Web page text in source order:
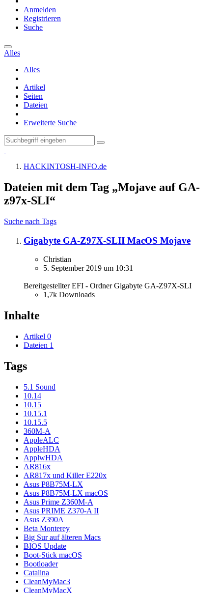
Anmelden
Registrieren
Suche
Alles
Alles
Artikel
Seiten
Dateien
Erweiterte Suche
HACKINTOSH-INFO.de
Dateien mit dem Tag „Mojave auf GA-
z97x-SLI“
Suche nach Tags
Gigabyte GA-Z97X-SLII MacOS Mojave
Christian
5. September 2019 um 10:31
Bereitgestellter EFI - Ordner Gigabyte GA-Z97X-SLI
1,7k Downloads
Inhalte
Artikel 0
Dateien 1
Tags
5.1 Sound
10.14
10.15
10.15.1
10.15.5
360M-A
AppleALC
AppleHDA
ApplwHDA
AR816x
AR817x und Killer E220x
Asus P8B75M-LX
Asus P8B75M-LX macOS
Asus Prime Z360M-A
Asus PRIME Z370-A II
Asus Z390A
Beta Monterey
Big Sur auf älteren Macs
BIOS Update
Boot-Stick macOS
Bootloader
Catalina
CleanMyMac3
CleanMyMacX